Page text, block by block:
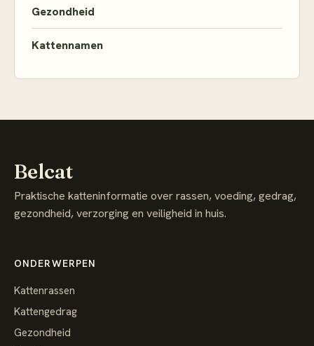
Gezondheid
Kattennamen
Belcat
Praktische katteninformatie over rassen, voeding, gedrag,
gezondheid, verzorging en veiligheid in huis.
ONDERWERPEN
Kattenrassen
Kattengedrag
Gezondheid